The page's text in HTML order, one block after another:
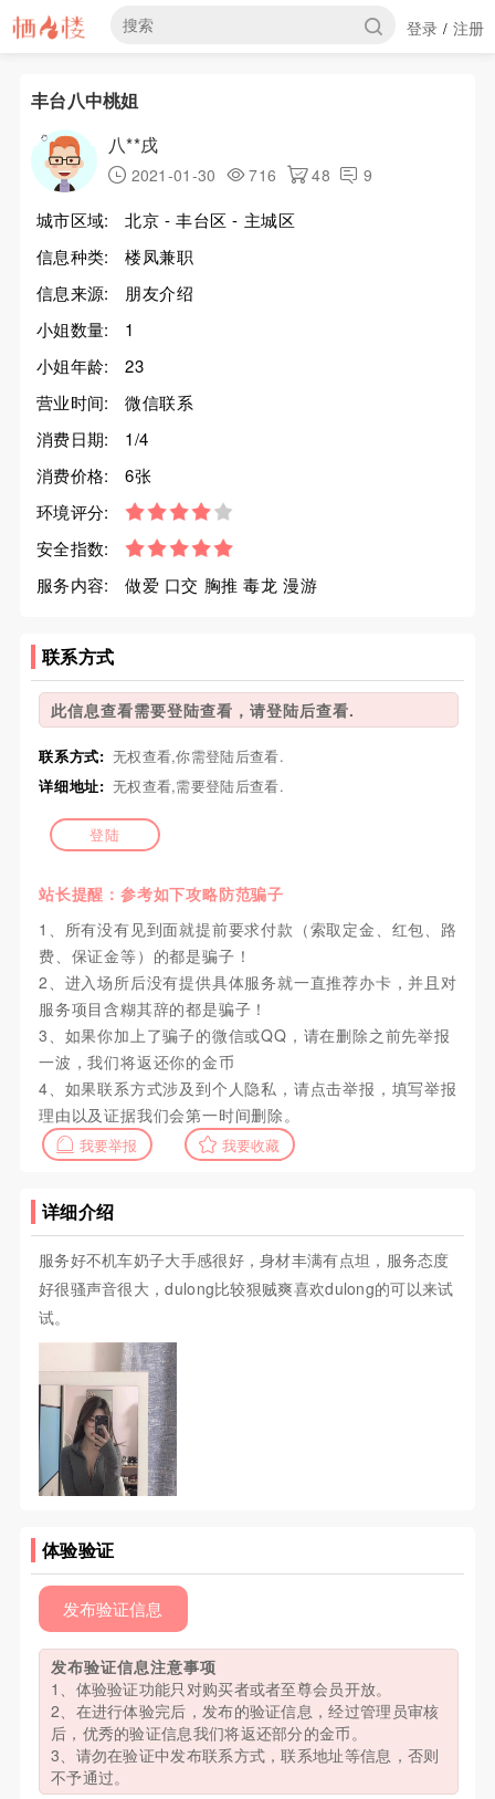
登录 / 注册
丰台八中桃姐
八**戌
2021-01-30 716 48 9
城市区域:
北京 - 丰台区 - 主城区
信息种类:
楼凤兼职
信息来源:
朋友介绍
小姐数量:
1
小姐年龄:
23
营业时间:
微信联系
消费日期:
1/4
消费价格:
6张
环境评分:
安全指数:
服务内容:
做爱 口交 胸推 毒龙 漫游
联系方式
此信息查看需要登陆查看，请登陆后查看.
联系方式: 无权查看,你需登陆后查看.
详细地址: 无权查看,需要登陆后查看.
登陆
站长提醒：参考如下攻略防范骗子
1、所有没有见到面就提前要求付款（索取定金、红包、路
费、保证金等）的都是骗子！
2、进入场所后没有提供具体服务就一直推荐办卡，并且对
服务项目含糊其辞的都是骗子！
3、如果你加上了骗子的微信或QQ，请在删除之前先举报
一波，我们将返还你的金币
4、如果联系方式涉及到个人隐私，请点击举报，填写举报
理由以及证据我们会第一时间删除。
我要举报 我要收藏
详细介绍
服务好不机车奶子大手感很好，身材丰满有点坦，服务态度
好很骚声音很大，dulong比较狠贼爽喜欢dulong的可以来试
试。
体验验证
发布验证信息
发布验证信息注意事项
1、体验验证功能只对购买者或者至尊会员开放。
2、在进行体验完后，发布的验证信息，经过管理员审核
后，优秀的验证信息我们将返还部分的金币。
3、请勿在验证中发布联系方式，联系地址等信息，否则
不予通过。